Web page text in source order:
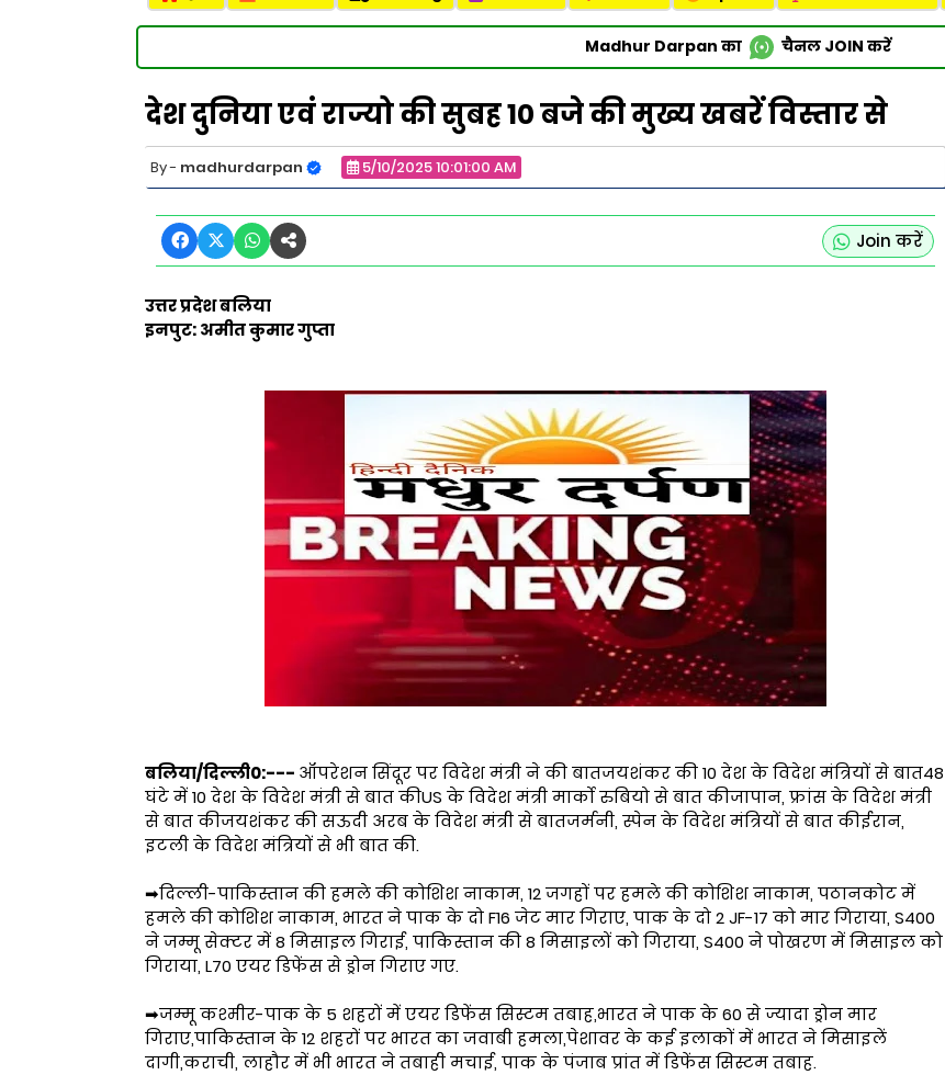
Madhur Darpan का चैनल JOIN करें
देश दुनिया एवं राज्यो की सुबह 10 बजे की मुख्य खबरें विस्तार से
madhurdarpan 5/10/2025 10:01:00 AM
Join करें
उत्तर प्रदेश बलिया
इनपुट: अमीत कुमार गुप्ता
बलिया/दिल्ली0:--- ऑपरेशन सिंदूर पर विदेश मंत्री ने की बातजयशंकर की 10 देश के विदेश मंत्रियों से बात48
घंटे में 10 देश के विदेश मंत्री से बात कीUS के विदेश मंत्री मार्को रुबियो से बात कीजापान, फ्रांस के विदेश मंत्री
से बात कीजयशंकर की सऊदी अरब के विदेश मंत्री से बातजर्मनी, स्पेन के विदेश मंत्रियों से बात कीईरान,
इटली के विदेश मंत्रियों से भी बात की.
➡दिल्ली-पाकिस्तान की हमले की कोशिश नाकाम, 12 जगहों पर हमले की कोशिश नाकाम, पठानकोट में
हमले की कोशिश नाकाम, भारत ने पाक के दो F16 जेट मार गिराए, पाक के दो 2 JF-17 को मार गिराया, S400
ने जम्मू सेक्टर में 8 मिसाइल गिराई, पाकिस्तान की 8 मिसाइलों को गिराया, S400 ने पोखरण में मिसाइल को
गिराया, L70 एयर डिफेंस से ड्रोन गिराए गए.
➡जम्मू कश्मीर-पाक के 5 शहरों में एयर डिफेंस सिस्टम तबाह,भारत ने पाक के 60 से ज्यादा ड्रोन मार
गिराए,पाकिस्तान के 12 शहरों पर भारत का जवाबी हमला,पेशावर के कई इलाकों में भारत ने मिसाइलें
दागी,कराची, लाहौर में भी भारत ने तबाही मचाई, पाक के पंजाब प्रांत में डिफेंस सिस्टम तबाह.